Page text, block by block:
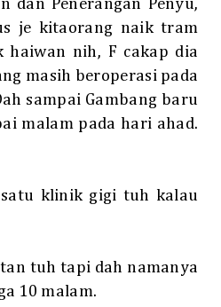
dan Penerangan Penyu,
je kitaorang naik tram
haiwan nih, F cakap dia
masih beroperasi pada
sampai Gambang baru
malam pada hari ahad.
satu klinik gigi tuh kalau
tuh tapi dah namanya
10 malam.